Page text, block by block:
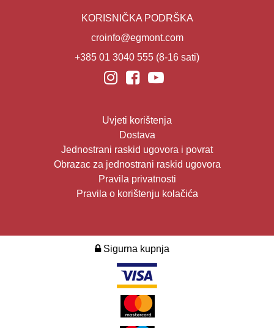
KORISNIČKA PODRŠKA
croinfo@egmont.com
+385 01 3040 555 (8-16 sati)
Uvjeti korištenja
Dostava
Jednostrani raskid ugovora i povrat
Obrazac za jednostrani raskid ugovora
Pravila privatnosti
Pravila o korištenju kolačića
Sigurna kupnja